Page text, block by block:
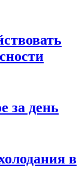
за день
в